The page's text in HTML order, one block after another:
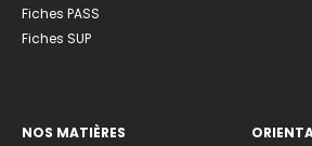
Fiches PASS
Fiches SUP
NOS MATIÈRES